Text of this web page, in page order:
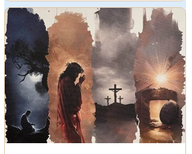
വീഞ്ഞിനെക്കാള്‍ മാധുര്യമുള്ളതാണ്'
എന്ന് പറഞ്ഞുകൊണ്ടാണ് ഉത്തമഗീതം
ആരംഭിക്കുന്നത്. വേദപുസ്തകത്തില്